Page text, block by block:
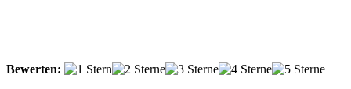
Bewerten: